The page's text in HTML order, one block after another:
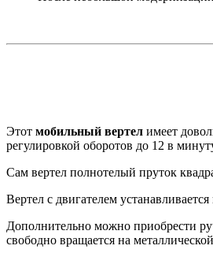
Этот мобильный вертел имеет
регулировкой оборотов до 12 в
Сам вертел полнотелый пруток
Вертел с двигателем
Дополнительно можно приобрести
свободно вращается на